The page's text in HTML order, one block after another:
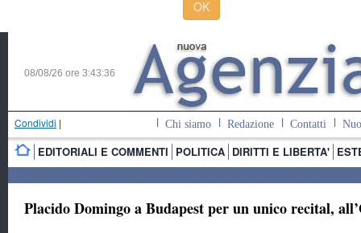
OK
08/08/26 ore 3:43:37
Condividi | Chi siamo Redazione Contatti
EDITORIALI E COMMENTI POLITICA DIRITTI E LIBERTA'
Placido Domingo a Budapest per un unico recital,